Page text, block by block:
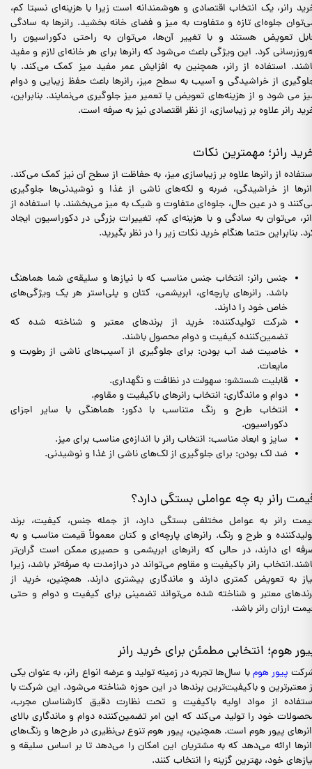
رانر، یک انتخاب اقتصادی و هوشمندانه است زیرا با هزینه‌ای نسبتا کم،
جلوه‌ای تازه و متفاوت به میز و فضای خانه بخشید. رانرها به سادگی
تعویض هستند و با تغییر آن‌ها، می‌توان به راحتی دکوراسیون را
کرد. این ویژگی باعث می‌شود که رانرها برای هر خانه‌ای لازم و مفید
استفاده از رانر، همچنین به افزایش عمر مفید میز کمک می‌کند. با
از خراشیدگی و آسیب به سطح میز، رانرها باعث حفظ زیبایی و دوام
می شود و از هزینه‌های تعویض یا تعمیر میز جلوگیری می‌نمایند. بنابراین،
رانر علاوه بر زیباسازی، از نظر اقتصادی نیز به صرفه است.
رانر؛ مهمترین نکات
از رانرها علاوه بر زیباسازی میز، به حفاظت از سطح آن نیز کمک می‌کند.
از خراشیدگی، ضربه و لکه‌های ناشی از غذا و نوشیدنی‌ها جلوگیری
و در عین حال، جلوه‌ای متفاوت و شیک به میز می‌بخشند. با استفاده از
می‌توان به سادگی و با هزینه‌ای کم، تغییرات بزرگی در دکوراسیون ایجاد
بنابراین حتما هنگام خرید نکات زیر را در نظر بگیرید.
جنس رانر: انتخاب جنس مناسب که با نیازها و سلیقه‌ی شما هماهنگ
باشد. رانرهای پارچه‌ای، ابریشمی، کتان و پلی‌استر هر یک ویژگی‌های
خاص خود را دارند.
شرکت تولیدکننده: خرید از برندهای معتبر و شناخته شده که
تضمین‌کننده کیفیت و دوام محصول باشند.
خاصیت ضد آب بودن: برای جلوگیری از آسیب‌های ناشی از رطوبت و
مایعات.
قابلیت شستشو: سهولت در نظافت و نگهداری.
دوام و ماندگاری: انتخاب رانرهای باکیفیت و مقاوم.
انتخاب طرح و رنگ متناسب با دکور: هماهنگی با سایر اجزای
دکوراسیون.
سایز و ابعاد مناسب: انتخاب رانر با اندازه‌ی مناسب برای میز.
ضد لک بودن: برای جلوگیری از لک‌های ناشی از غذا و نوشیدنی.
رانر به چه عواملی بستگی دارد؟
رانر به عوامل مختلفی بستگی دارد، از جمله جنس، کیفیت، برند
و طرح و رنگ. رانرهای پارچه‌ای و کتان معمولاً قیمت مناسب‌ و به
ای دارند، در حالی که رانرهای ابریشمی و حصیری ممکن است گران‌تر
رانر باکیفیت و مقاوم می‌تواند در درازمدت به صرفه‌تر باشد، زیرا
به تعویض کمتری دارند و ماندگاری بیشتری دارند. همچنین، خرید از
معتبر و شناخته شده می‌تواند تضمینی برای کیفیت و دوام و حتی
ارزان رانر باشد.
هوم؛ انتخابی مطمئن برای خرید رانر
پیور هومبا سال‌ها تجربه در زمینه تولید و عرضه انواع رانر، به عنوان یکی
معتبرترین و باکیفیت‌ترین برندها در این حوزه شناخته می‌شود. این شرکت با
از مواد اولیه باکیفیت و تحت نظارت دقیق کارشناسان مجرب،
خود را تولید می‌کند که این امر تضمین‌کننده دوام و ماندگاری بالای
پیور هوم است. همچنین، پیور هوم تنوع بی‌نظیری در طرح‌ها و رنگ‌های
ارائه می‌دهد که به مشتریان این امکان را می‌دهد تا بر اساس سلیقه و
خود، بهترین گزینه را انتخاب کنند.